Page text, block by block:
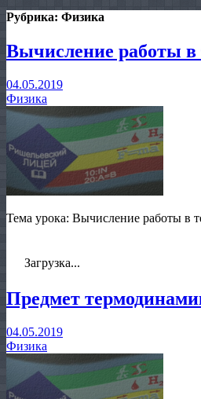
Рубрика: Физика
Вычисление работы
04.05.2019
Физика
Тема урока: Вычисление работы в
Загрузка...
Предмет
04.05.2019
Физика